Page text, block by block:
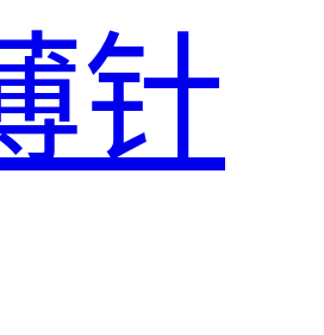
针